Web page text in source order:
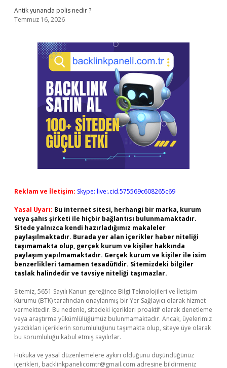
Antik yunanda polis nedir ?
Temmuz 16, 2026
Reklam ve İletişim: Skype: live:.cid.575569c608265c69
Yasal Uyarı: Bu internet sitesi, herhangi bir marka, kurum
veya şahıs şirketi ile hiçbir bağlantısı bulunmamaktadır.
Sitede yalnızca kendi hazırladığımız makaleler
paylaşılmaktadır. Burada yer alan içerikler haber niteliği
taşımamakta olup, gerçek kurum ve kişiler hakkında
paylaşım yapılmamaktadır. Gerçek kurum ve kişiler ile isim
benzerlikleri tamamen tesadüfidir. Sitemizdeki bilgiler
taslak halindedir ve tavsiye niteliği taşımazlar.
Sitemiz, 5651 Sayılı Kanun gereğince Bilgi Teknolojileri ve İletişim
Kurumu (BTK) tarafından onaylanmış bir Yer Sağlayıcı olarak hizmet
vermektedir. Bu nedenle, sitedeki içerikleri proaktif olarak denetleme
veya araştırma yükümlülüğümüz bulunmamaktadır. Ancak, üyelerimiz
yazdıkları içeriklerin sorumluluğunu taşımakta olup, siteye üye olarak
bu sorumluluğu kabul etmiş sayılırlar.
Hukuka ve yasal düzenlemelere aykırı olduğunu düşündüğünüz
içerikleri, backlinkpanelicomtr@gmail.com adresine bildirmeniz